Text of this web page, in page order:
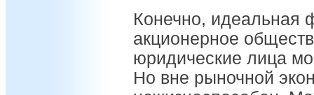
Конечно, идеальная
акционерное
юридические лица
Но вне рыночной